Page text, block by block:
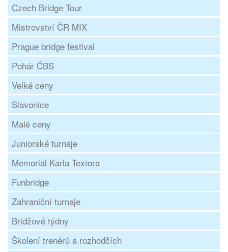
Czech Bridge Tour
Mistrovství ČR MIX
Prague bridge festival
Pohár ČBS
Velké ceny
Slavonice
Malé ceny
Juniorské turnaje
Memoriál Karla Textora
Funbridge
Zahraniční turnaje
Bridžové týdny
Školení trenérů a rozhodčích